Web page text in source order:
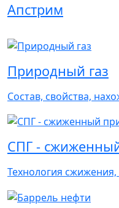
Апстрим
Природный газ
Состав, свойства,
СПГ -
Технология